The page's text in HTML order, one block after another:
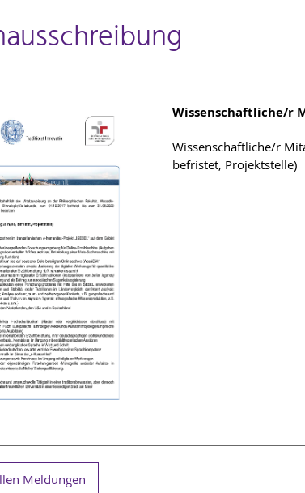
Wissenschaftliche/r
Wissenschaftliche/r
befristet, Projektstelle)
Meldungen